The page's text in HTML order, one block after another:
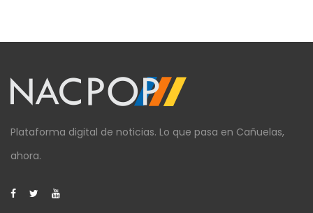
Plataforma digital de noticias. Lo que pasa en Cañuelas,
ahora.